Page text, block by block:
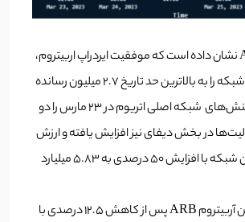
داده‌های Arbiscan نشان داده است که موفقیت ایردراپ اربیتروم،
حجم تراکنش‌های شبکه را به بالاترین حد تاریخ 2.7 میلیون رسانده
است، که حجم تراکنش‌های شبکه اصلی اتریوم در 23 مارس را دو
در بخش دیفای نیز افزایش یافته و ارزش
کل قفل‌شده در این شبکه با افزایش ۵۰ درصدی به ۵.۸۳ میلیارد
در همین حال، توکن آربیتروم ARB پس از کاهش 12.5 درصدی با